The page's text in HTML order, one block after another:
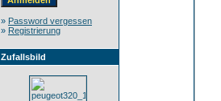
» Password vergessen
» Registrierung
Zufallsbild